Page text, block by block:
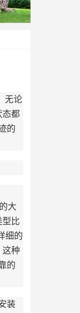
无论
态都
的
大
比
细的
种
的
装